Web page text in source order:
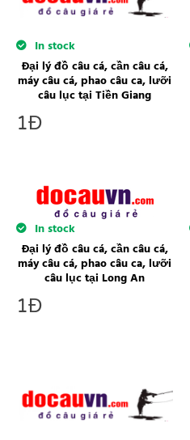
In stock
Đại lý đồ câu cá, cần câu cá,
máy câu cá, phao câu ca, lưỡi
câu lục tại Tiền Giang
1Đ
In stock
Đại lý đồ câu cá, cần câu cá,
máy câu cá, phao câu ca, lưỡi
câu lục tại Long An
1Đ